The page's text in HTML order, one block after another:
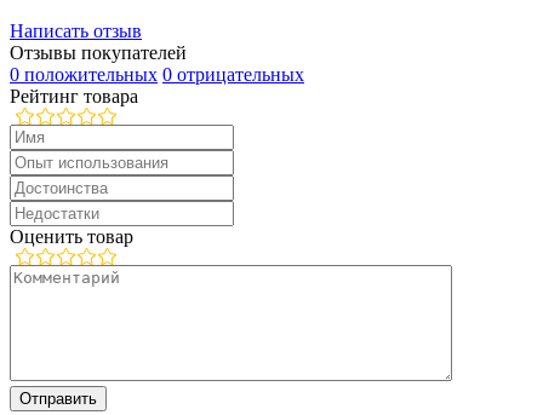
Написать отзыв
Отзывы покупателей
0 положительных 0 отрицательных
Рейтинг товара
Оценить товар